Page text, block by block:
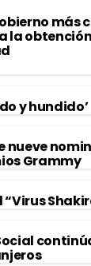
más
la
y hundido’
nueve
Grammy